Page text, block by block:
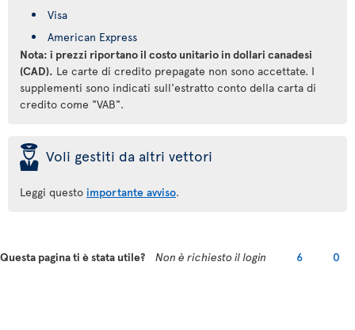
Visa
American Express
Nota: i prezzi riportano il costo unitario in dollari canadesi
(CAD). Le carte di credito prepagate non sono accettate. I
supplementi sono indicati sull'estratto conto della carta di
credito come "VAB".
þ Voli gestiti da altri vettori
Leggi questo importante avviso.
Questa pagina ti è stata utile? Non è richiesto il login 6 0